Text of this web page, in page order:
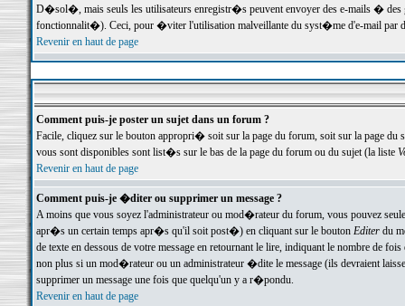
D�sol�, mais seuls les utilisateurs enregistr�s peuvent envoyer des e-mails �
fonctionnalit�). Ceci, pour �viter l'utilisation malveillante du syst�me d'e-mail par
Revenir en haut de page
Comment puis-je poster un sujet dans un forum ?
Facile, cliquez sur le bouton appropri� soit sur la page du forum, soit sur la page du
vous sont disponibles sont list�s sur le bas de la page du forum ou du sujet (la liste
Revenir en haut de page
Comment puis-je �diter ou supprimer un message ?
A moins que vous soyez l'administrateur ou mod�rateur du forum, vous pouvez
apr�s un certain temps apr�s qu'il soit post�) en cliquant sur le bouton Editerdu
de texte en dessous de votre message en retournant le lire, indiquant le nombre
non plus si un mod�rateur ou un administrateur �dite le message (ils devraient
supprimer un message une fois que quelqu'un y a r�pondu.
Revenir en haut de page